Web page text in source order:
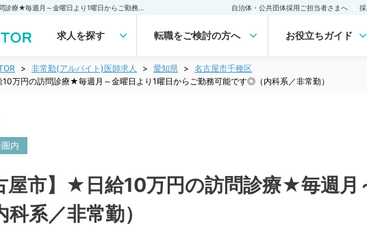
自治体・公共団体採用ご担当者さまへ
求人を探す 転職をご検討の方へ お役立ちガイド
非常勤(アルバイト)医師求人 愛知県
名古屋市千種区
万円の訪問診療★毎週月～金曜日より1曜日からご勤務可能です◎（内科系／非常勤）
内
屋市】★日給10万円の訪問診療★毎週
系／非常勤）